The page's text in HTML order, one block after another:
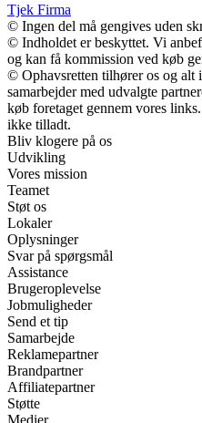
Tjek Firma
© Ingen del må gengives uden
© Indholdet er beskyttet. Vi
og kan få kommission ved køb
© Ophavsretten tilhører os og alt
samarbejder med udvalgte
køb foretaget gennem vores
ikke tilladt.
Bliv klogere på os
Udvikling
Vores mission
Teamet
Støt os
Lokaler
Oplysninger
Svar på spørgsmål
Assistance
Brugeroplevelse
Jobmuligheder
Send et tip
Samarbejde
Reklamepartner
Brandpartner
Affiliatepartner
Støtte
Medier